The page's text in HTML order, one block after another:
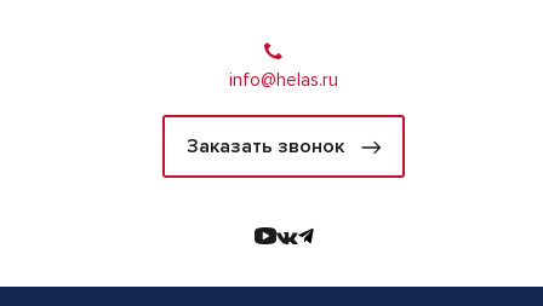
info@helas.ru
Заказать звонок